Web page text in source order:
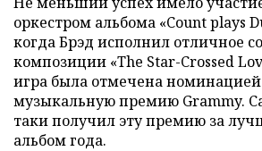
оркестром альбома «Count plays
когда Брэд исполнил отличное
композиции «The Star-Crossed
игра была отмечена
музыкальную премию Grammy.
таки получил эту премию за
альбом года.